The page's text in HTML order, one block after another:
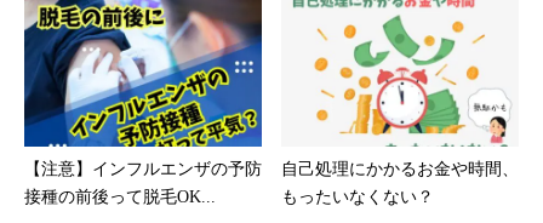
【注意】インフルエンザの予防
接種の前後って脱毛OK...
自己処理にかかるお金や時間、
もったいなくない？